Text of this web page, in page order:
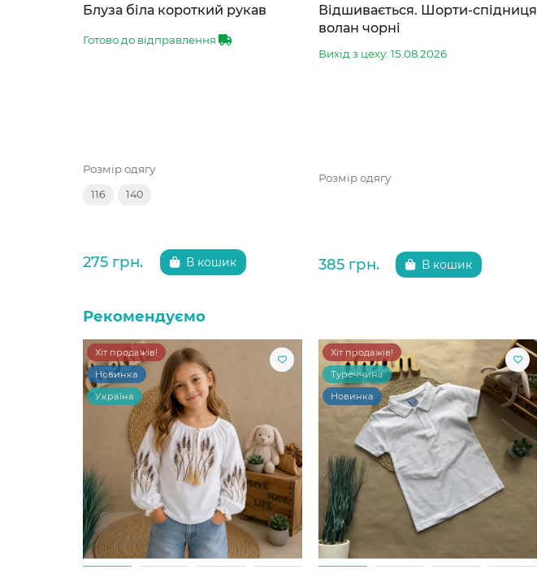
Блуза біла короткий рукав
Готово до відправлення
Розмір одягу
116 140
275 грн. В кошик
Відшивається. Шорти-спідниця
волан чорні
Вихід з цеху: 15.08.2026
Розмір одягу
385 грн. В кошик
Рекомендуємо
Хіт продажів!
Новинка
Україна
Хіт продажів!
Туреччина
Новинка